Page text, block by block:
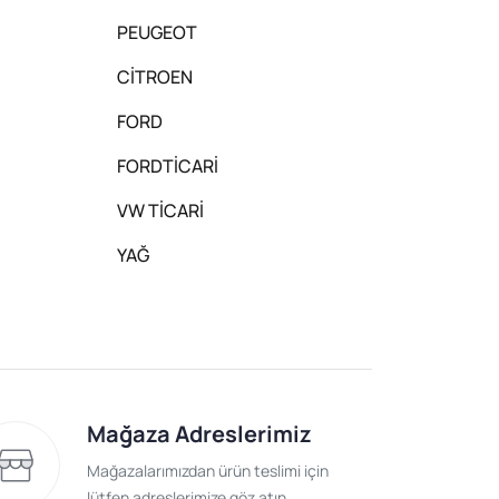
PEUGEOT
CİTROEN
FORD
FORDTİCARİ
VW TİCARİ
YAĞ
Mağaza Adreslerimiz
Mağazalarımızdan ürün teslimi için